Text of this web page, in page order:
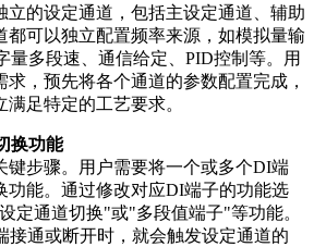
立的设定通道，包括主设定通道、辅助
都可以独立配置频率来源，如模拟量输
量多段速、通信给定、PID控制等。用
求，预先将各个通道的参数配置完成，
足特定的工艺要求。
换功能
键步骤。用户需要将一个或多个DI端
功能。通过修改对应DI端子的功能选
定通道切换"或"多段值端子"等功能。
接通或断开时，就会触发设定通道的